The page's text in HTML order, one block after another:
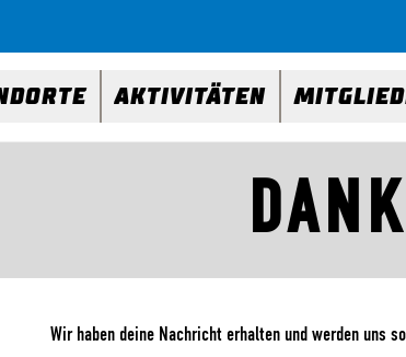
AKTIVITÄTEN
Wir haben deine Nachricht erhalten und werden uns